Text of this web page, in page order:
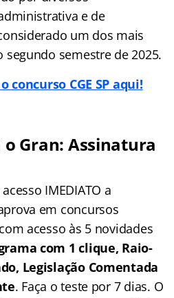
e de
um dos mais
semestre de 2025.
concurso CGE SP aqui!
o Gran: Assinatura
IMEDIATO a
em concursos
acesso às 5 novidades
com 1 clique, Raio-
Legislação Comentada
. Faça o teste por 7 dias. O